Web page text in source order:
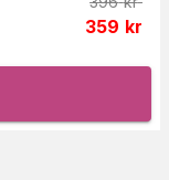
359 kr